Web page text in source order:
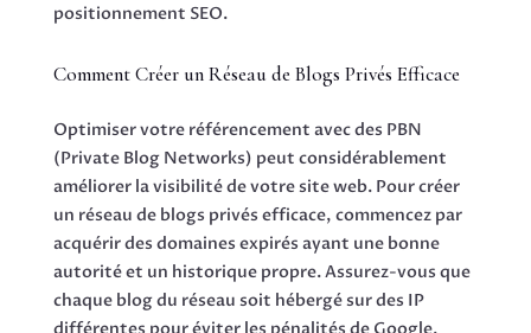
positionnement SEO.
Comment Créer un Réseau de Blogs Privés Efficace
Optimiser votre référencement avec des PBN
(Private Blog Networks) peut considérablement
améliorer la visibilité de votre site web. Pour créer
un réseau de blogs privés efficace, commencez par
acquérir des domaines expirés ayant une bonne
autorité et un historique propre. Assurez-vous que
chaque blog du réseau soit hébergé sur des IP
différentes pour éviter les pénalités de Google.